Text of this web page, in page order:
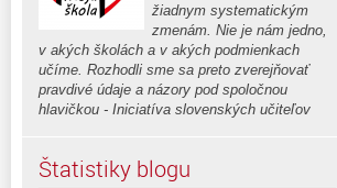
žiadnym systematickým
zmenám. Nie je nám jedno,
v akých školách a v akých podmienkach
učíme. Rozhodli sme sa preto zverejňovať
pravdivé údaje a názory pod spoločnou
hlavičkou - Iniciatíva slovenských učiteľov
Štatistiky blogu